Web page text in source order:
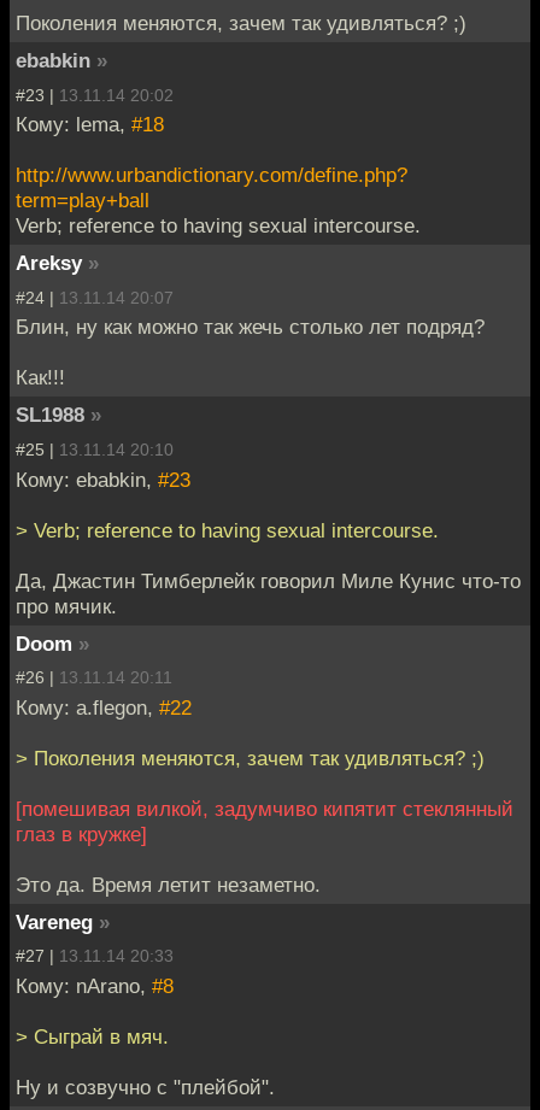
Поколения меняются, зачем так удивляться? ;)
ebabkin »
#23 | 13.11.14 20:02
Кому: lema, #18
http://www.urbandictionary.com/define.php?
term=play+ball
Verb; reference to having sexual intercourse.
Areksy »
#24 | 13.11.14 20:07
Блин, ну как можно так жечь столько лет подряд?
Как!!!
SL1988 »
#25 | 13.11.14 20:10
Кому: ebabkin, #23
> Verb; reference to having sexual intercourse.
Да, Джастин Тимберлейк говорил Миле Кунис что-то
про мячик.
Doom »
#26 | 13.11.14 20:11
Кому: a.flegon, #22
> Поколения меняются, зачем так удивляться? ;)
[помешивая вилкой, задумчиво кипятит стеклянный
глаз в кружке]
Это да. Время летит незаметно.
Vareneg »
#27 | 13.11.14 20:33
Кому: nArano, #8
> Сыграй в мяч.
Ну и созвучно с "плейбой".